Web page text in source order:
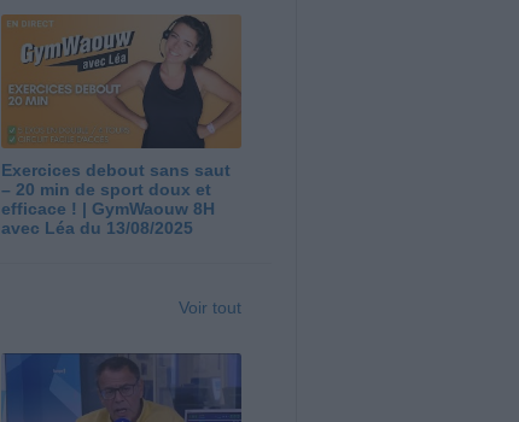
Exercices debout sans saut
– 20 min de sport doux et
efficace ! | GymWaouw 8H
avec Léa du 13/08/2025
Voir tout